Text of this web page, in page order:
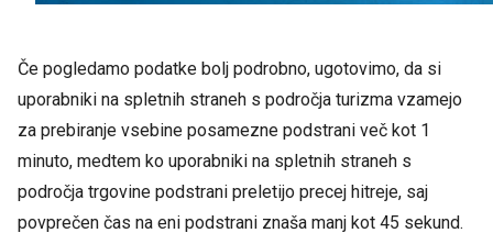
Če pogledamo podatke bolj podrobno, ugotovimo, da si
uporabniki na spletnih straneh s področja turizma vzamejo
za prebiranje vsebine posamezne podstrani več kot 1
minuto, medtem ko uporabniki na spletnih straneh s
področja trgovine podstrani preletijo precej hitreje, saj
povprečen čas na eni podstrani znaša manj kot 45 sekund.